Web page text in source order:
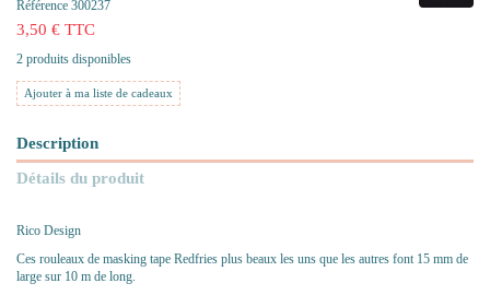
Référence 300237
3,50 € TTC
2 produits disponibles
Ajouter à ma liste de cadeaux
Description
Détails du produit
Rico Design
Ces rouleaux de masking tape Redfries plus beaux les uns que les autres font 15 mm de
large sur 10 m de long.